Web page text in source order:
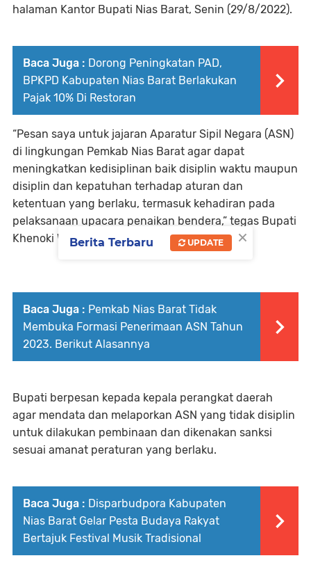
halaman Kantor Bupati Nias Barat, Senin (29/8/2022).
Baca Juga : Dorong Peningkatan PAD,
BPKPD Kabupaten Nias Barat Berlakukan
Pajak 10% Di Restoran
“Pesan saya untuk jajaran Aparatur Sipil Negara (ASN)
di lingkungan Pemkab Nias Barat agar dapat
meningkatkan kedisiplinan baik disiplin waktu maupun
disiplin dan kepatuhan terhadap aturan dan
ketentuan yang berlaku, termasuk kehadiran pada
pelaksanaan upacara penaikan bendera,” tegas Bupati
Khenoki Waruwu.
Baca Juga : Pemkab Nias Barat Tidak
Membuka Formasi Penerimaan ASN Tahun
2023. Berikut Alasannya
Bupati berpesan kepada kepala perangkat daerah
agar mendata dan melaporkan ASN yang tidak disiplin
untuk dilakukan pembinaan dan dikenakan sanksi
sesuai amanat peraturan yang berlaku.
Baca Juga : Disparbudpora Kabupaten
Nias Barat Gelar Pesta Budaya Rakyat
Bertajuk Festival Musik Tradisional
×
Berita Terbaru UPDATE